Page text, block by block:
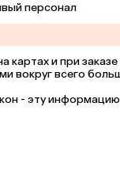
персонал
картах и при
вокруг всего
- эту